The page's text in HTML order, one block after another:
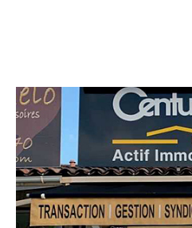
CENTURY 21
Les
Envoyer